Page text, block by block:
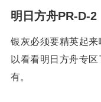
明日方舟PR-D-2
银灰必须要精英起
以看看明日方舟专
有。